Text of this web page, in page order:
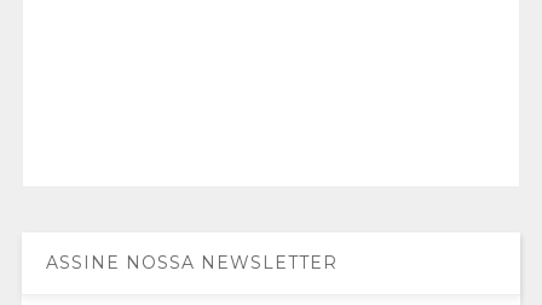
ASSINE NOSSA NEWSLETTER